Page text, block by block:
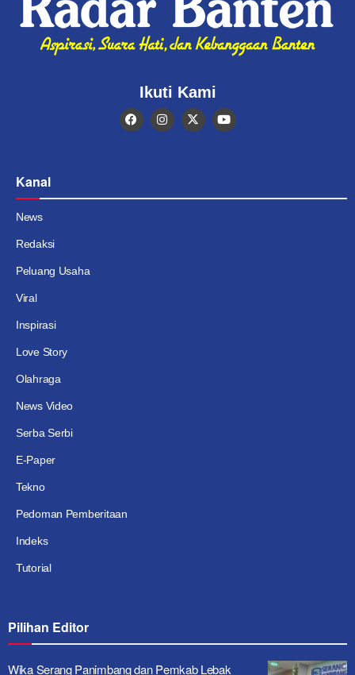
Ikuti Kami
Kanal
News
Redaksi
Peluang Usaha
Viral
Inspirasi
Love Story
Olahraga
News Video
Serba Serbi
E-Paper
Tekno
Pedoman Pemberitaan
Indeks
Tutorial
Pilihan Editor
Wika Serang Panimbang dan Pemkab Lebak